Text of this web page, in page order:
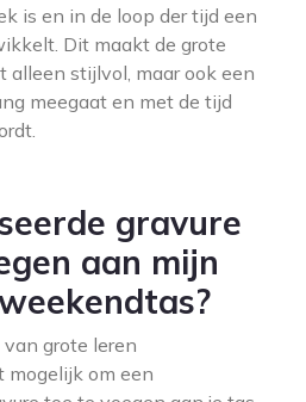
is en in de loop der tijd een
Dit maakt de grote
alleen stijlvol, maar ook een
meegaat en met de tijd
gravure
aan mijn
van grote leren
om een